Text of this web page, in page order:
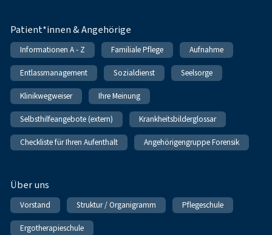
Patient*innen & Angehörige
Informationen A - Z Familiale Pflege Aufnahme
Entlassmanagement Sozialdienst Seelsorge
Klinikwegweiser Ihre Meinung
Selbsthilfeangebote (extern) Krankheitsbilderglossar
Checkliste für Ihren Aufenthalt Angehörigengruppe Forensik
Über uns
Vorstand Struktur / Organigramm Pflegeschule
Ergotherapieschule